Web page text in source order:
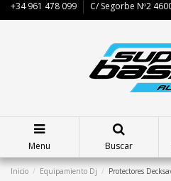
+34 961 478 099 C/ Segorbe Nº2
Menu Buscar
Inicio Equipamiento Dj Protectores